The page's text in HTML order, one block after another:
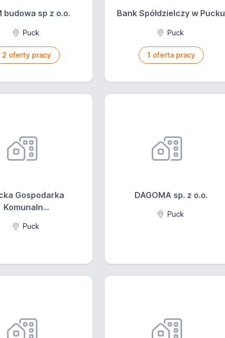
budowa sp z o.o.
Puck
2 oferty pracy
Bank Spółdzielczy w Pucku
Puck
1 oferta pracy
Gospodarka
Komunaln...
Puck
DAGOMA sp. z o.o.
Puck